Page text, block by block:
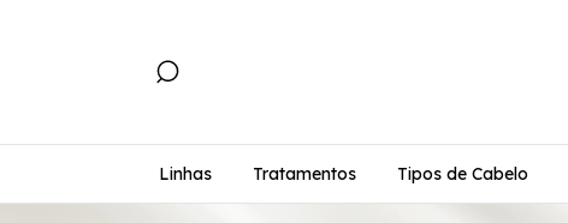
Linhas Tratamentos Tipos de Cabelo